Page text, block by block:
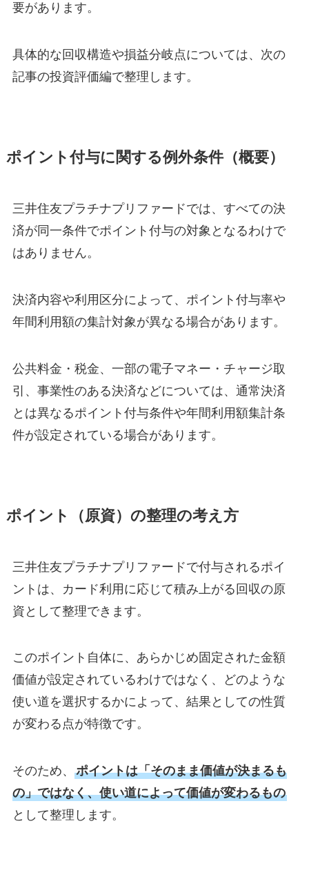
要があります。
具体的な回収構造や損益分岐点については、次の
記事の投資評価編で整理します。
ポイント付与に関する例外条件（概要）
三井住友プラチナプリファードでは、すべての決
済が同一条件でポイント付与の対象となるわけで
はありません。
決済内容や利用区分によって、ポイント付与率や
年間利用額の集計対象が異なる場合があります。
公共料金・税金、一部の電子マネー・チャージ取
引、事業性のある決済などについては、通常決済
とは異なるポイント付与条件や年間利用額集計条
件が設定されている場合があります。
ポイント（原資）の整理の考え方
三井住友プラチナプリファードで付与されるポイ
ントは、カード利用に応じて積み上がる回収の原
資として整理できます。
このポイント自体に、あらかじめ固定された金額
価値が設定されているわけではなく、どのような
使い道を選択するかによって、結果としての性質
が変わる点が特徴です。
そのため、 ポイントは「そのまま価値が決まるも
の」ではなく、使い道によって価値が変わるもの
として整理します。